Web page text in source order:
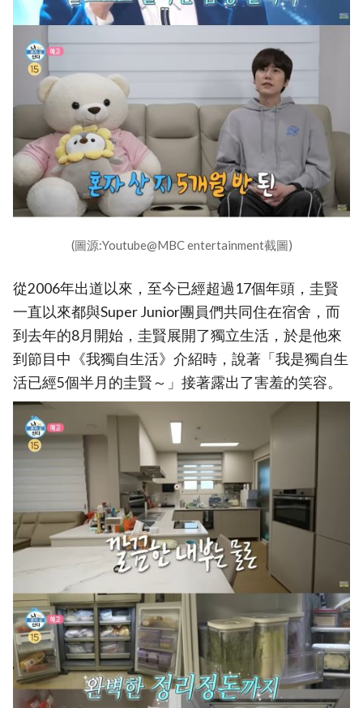
(圖源:Youtube@MBC entertainment截圖)
從2006年出道以來，至今已經超過17個年頭，圭賢
一直以來都與Super Junior團員們共同住在宿舍，而
到去年的8月開始，圭賢展開了獨立生活，於是他來
到節目中《我獨自生活》介紹時，說著「我是獨自生
活已經5個半月的圭賢～」接著露出了害羞的笑容。